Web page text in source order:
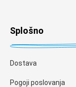
Splošno
Dostava
Pogoji poslovanja